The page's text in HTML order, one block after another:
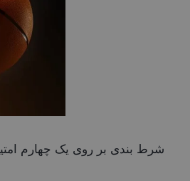
شرط بندی بر روی یک چهارم